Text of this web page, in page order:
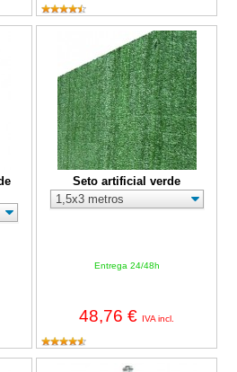
Seto artificial verde
Entrega 24/48h
48,76 € IVA incl.
Seto artificial verde
galvanizado Mod. CS
Poste Esquinero/Prolongador